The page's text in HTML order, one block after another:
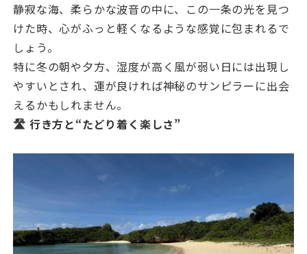
静寂な海、柔らかな波音の中に、この一条の光を見つ
けた時、心がふっと軽くなるような感覚に包まれるで
しょう。
特に冬の朝や夕方、湿度が高く風が弱い日には出現し
やすいとされ、運が良ければ神秘のサンピラーに出会
えるかもしれません。
🛣️ 行き方と“たどり着く楽しさ”